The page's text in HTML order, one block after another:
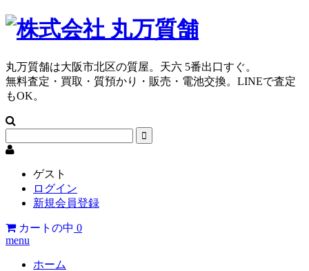
丸万質舗は大阪市北区の質屋。天六 5番出口すぐ。
無料査定・買取・質預かり・販売・電池交換。LINEで査定
もOK。
ゲスト
ログイン
新規会員登録
カートの中 0
menu
ホーム